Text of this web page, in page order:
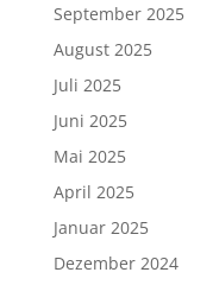
September 2025
August 2025
Juli 2025
Juni 2025
Mai 2025
April 2025
Januar 2025
Dezember 2024